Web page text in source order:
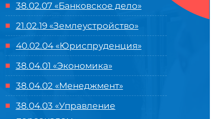
38.02.07 «Банковское дело»
21.02.19 «Землеустройство»
40.02.04 «Юриспруденция»
38.04.01 «Экономика»
38.04.02 «Менеджмент»
38.04.03 «Управление